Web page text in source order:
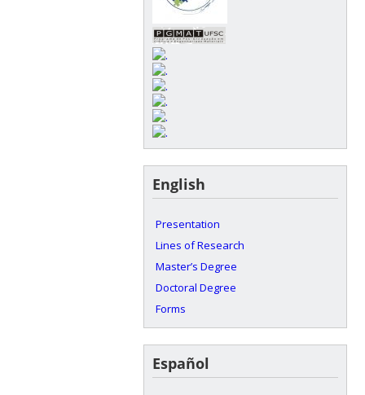
English
Presentation
Lines of Research
Master’s Degree
Doctoral Degree
Forms
Español